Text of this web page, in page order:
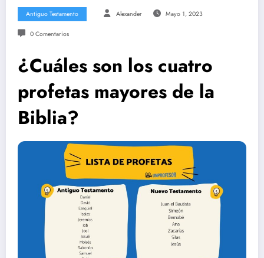
Antiguo Testamento Alexander Mayo 1, 2023
0 Comentarios
¿Cuáles son los cuatro
profetas mayores de la
Biblia?